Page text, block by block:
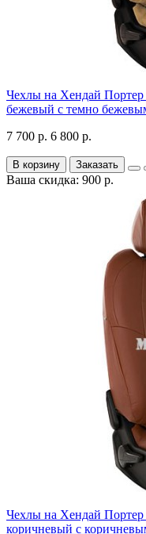
Чехлы на Хендай Портер
бежевый с темно
7 700 р. 6 800 р.
В корзину Заказать
Ваша скидка: 900 р.
Чехлы на Хендай Портер
коричневый с